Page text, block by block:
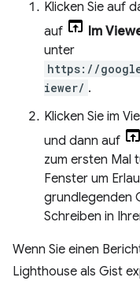
Klicken Sie auf
auf
Im
unter
https://
iewer/ .
Klicken Sie im
und dann auf
zum ersten Mal
Fenster um
grundlegenden
Schreiben in
Wenn Sie einen
Lighthouse als Gist